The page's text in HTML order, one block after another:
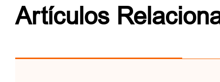
Artículos